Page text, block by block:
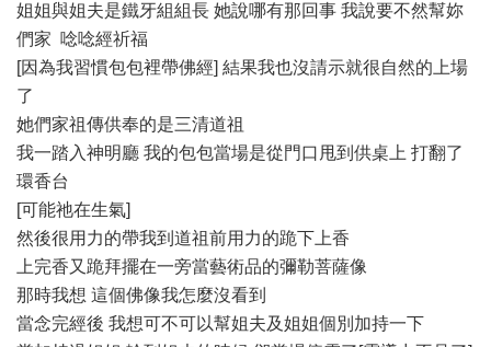
姐姐與姐夫是鐵牙組組長 她說哪有那回事 我說要不然幫妳
們家 唸唸經祈福
[因為我習慣包包裡帶佛經] 結果我也沒請示就很自然的上場
了
她們家祖傳供奉的是三清道祖
我一踏入神明廳 我的包包當場是從門口甩到供桌上 打翻了
環香台
[可能祂在生氣]
然後很用力的帶我到道祖前用力的跪下上香
上完香又跪拜擺在一旁當藝術品的彌勒菩薩像
那時我想 這個佛像我怎麼沒看到
當念完經後 我想可不可以幫姐夫及姐姐個別加持一下